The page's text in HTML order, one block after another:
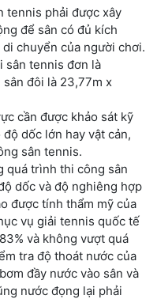
tennis phải được xây
để sân có đủ kích
chuyển của người chơi.
sân tennis đơn là
đôi là 23,77m x
cần được khảo sát kỹ
dốc lớn hay vật cản,
sân tennis.
quá trình thi công sân
dốc và độ nghiêng hợp
được tính thẩm mỹ của
vụ giải tennis quốc tế
và không vượt quá
tra độ thoát nước của
đầy nước vào sân và
nước đọng lại phải